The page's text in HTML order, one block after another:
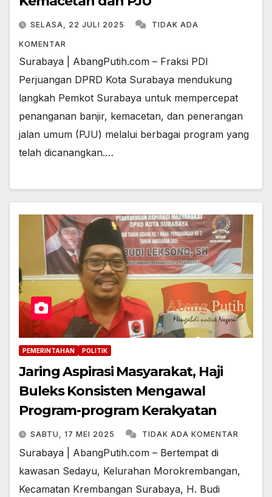
SELASA, 22 JULI 2025 TIDAK ADA
KOMENTAR
Surabaya | AbangPutih.com – Fraksi PDI
Perjuangan DPRD Kota Surabaya mendukung
langkah Pemkot Surabaya untuk mempercepat
penanganan banjir, kemacetan, dan penerangan
jalan umum (PJU) melalui berbagai program yang
telah dicanangkan.…
PEMERINTAHAN POLITIK
Jaring Aspirasi Masyarakat, Haji
Buleks Konsisten Mengawal
Program-program Kerakyatan
SABTU, 17 MEI 2025 TIDAK ADA KOMENTAR
Surabaya | AbangPutih.com – Bertempat di
kawasan Sedayu, Kelurahan Morokrembangan,
Kecamatan Krembangan Surabaya, H. Budi